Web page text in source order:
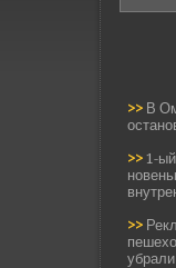
>> В
>> 1-
>>